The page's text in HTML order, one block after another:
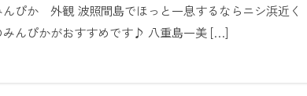
んぴか 外観 波照間島でほっと一息するならニシ浜近く
みんぴかがおすすめです♪ 八重島一美 […]